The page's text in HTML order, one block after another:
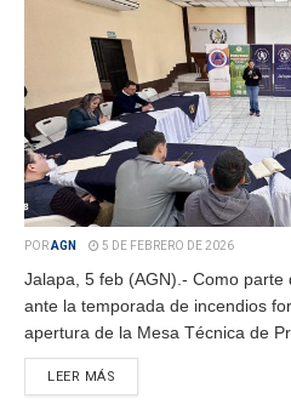
PORAGN 5 DE FEBRERO DE 2026
Jalapa, 5 feb (AGN).- Como
ante la temporada de incendios
apertura de la Mesa Técnica de
LEER MÁS